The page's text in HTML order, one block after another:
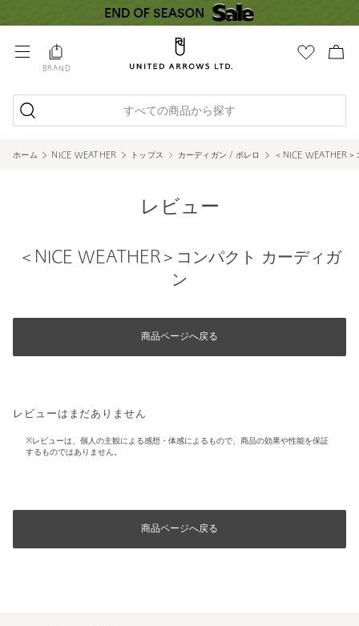
BRAND
すべての商品から探す
ホーム NICE WEATHER トップス カーディガン / ボレロ ＜NICE WEATHER＞
レビュー
＜NICE WEATHER＞コンパクト カーディガ
ン
商品ページへ戻る
レビューはまだありません
※レビューは、個人の主観による感想・体感によるもので、商品の効果や性能を保証
するものではありません。
商品ページへ戻る